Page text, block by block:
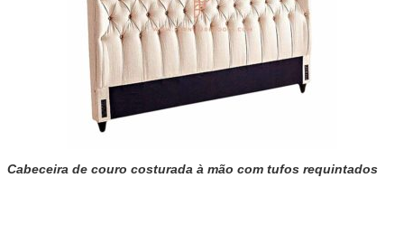
Cabeceira de couro costurada à mão com tufos requintados